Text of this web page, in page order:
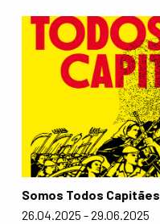
Somos Todos Capitães
26.04.2025 - 29.06.2025